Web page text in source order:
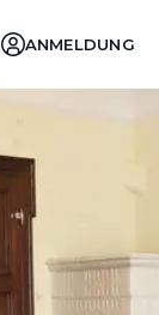
ANMELDUNG